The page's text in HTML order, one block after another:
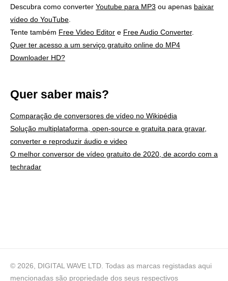
Descubra como converter Youtube para MP3 ou apenas baixar
vídeo do YouTube
Tente também Free Video Editor e Free Audio Converter.
Quer ter acesso a um serviço gratuito online do MP4
Downloader HD?
Quer saber mais?
Comparação de conversores de vídeo no Wikipédia
Solução multiplataforma, open-source e gratuita para gravar,
converter e reproduzir áudio e video
O melhor conversor de vídeo gratuito de 2020, de acordo com a
techradar
© 2026, DIGITAL WAVE LTD. Todas as marcas registadas aqui
mencionadas são propriedade dos seus respectivos